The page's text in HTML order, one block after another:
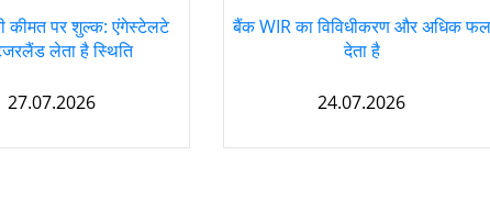
कीमत पर शुल्क: एंगेस्टेलटे
लेता है स्थिति
27.07.2026
बैंक WIR का विविधीकरण और अधिक फल
देता है
24.07.2026